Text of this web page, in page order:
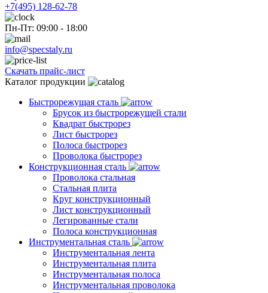
+7(495) 128-62-78
Пн-Пт: 09:00 - 18:00
info@specstaly.ru
Скачать прайс-лист
Каталог продукции
Быстрорежущая сталь
Брусок из быстрорежущей стали
Квадрат быстрорез
Лист быстрорез
Полоса быстрорез
Проволока быстрорез
Конструкционная сталь
Проволока стальная
Стальная плита
Круг конструкционный
Лист конструкционный
Легированные стали
Полоса конструкционная
Инструментальная сталь
Инструментальная лента
Инструментальная плита
Инструментальная полоса
Инструментальная проволока